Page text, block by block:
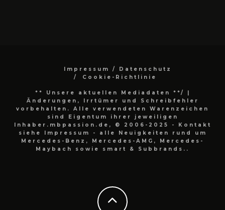
Impressum / Datenschutz
Cookie-Richtlinie
** Unsere aktuellen Mediadaten **/
|
Änderungen, Irrtümer und Schreibfehler
vorbehalten. Alle verwendeten Warenzeichen
sind Eigentum ihrer jeweiligen
Inhaber.mbpassion.de, © 2006-2025 - Kontakt
siehe Impressum - alle Neuigkeiten rund um
Mercedes-Benz, Mercedes-AMG, Mercedes-
Maybach sowie smart & Subbrands..